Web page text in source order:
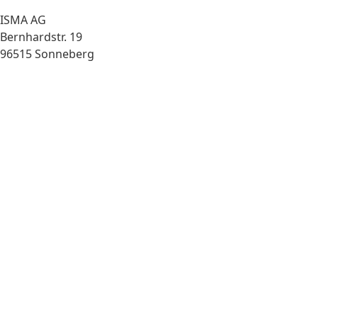
ISMA AG
Bernhardstr. 19
96515 Sonneberg